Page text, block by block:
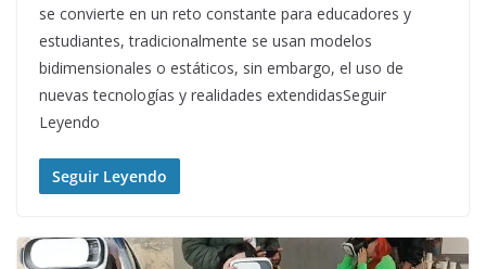
se convierte en un reto constante para educadores y
estudiantes, tradicionalmente se usan modelos
bidimensionales o estáticos, sin embargo, el uso de
nuevas tecnologías y realidades extendidasSeguir
Leyendo
Seguir Leyendo